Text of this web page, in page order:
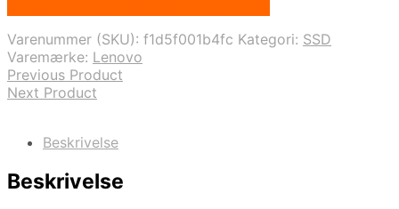
Varenummer (SKU): f1d5f001b4fc Kategori: SSD
Varemærke: Lenovo
Previous Product
Next Product
Beskrivelse
Beskrivelse